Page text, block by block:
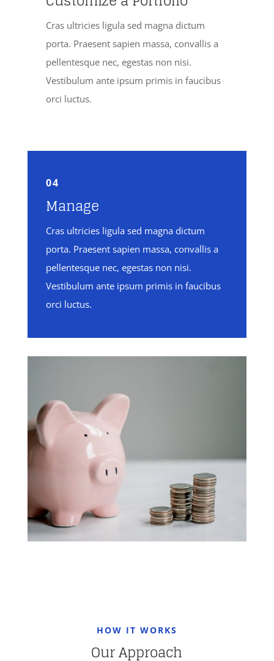
Cras ultricies ligula sed magna dictum
porta. Praesent sapien massa, convallis a
pellentesque nec, egestas non nisi.
Vestibulum ante ipsum primis in faucibus
orci luctus.
04
Manage
Cras ultricies ligula sed magna dictum
porta. Praesent sapien massa, convallis a
pellentesque nec, egestas non nisi.
Vestibulum ante ipsum primis in faucibus
orci luctus.
HOW IT WORKS
Our Approach